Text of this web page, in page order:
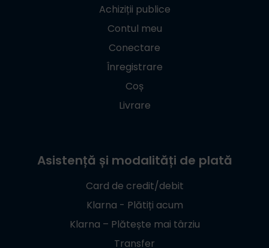
Achiziții publice
Contul meu
Conectare
Înregistrare
Coș
Livrare
Asistență și modalități de plată
Card de credit/debit
Klarna - Plătiți acum
Klarna – Plătește mai târziu
Transfer